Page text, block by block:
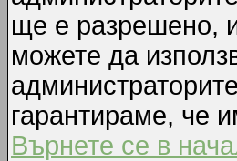
ще е разрешено,
можете да
гарантираме, че
Върнете се в